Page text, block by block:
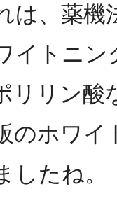
は、薬機
イトニ
リリン酸
のホワイ
したね。